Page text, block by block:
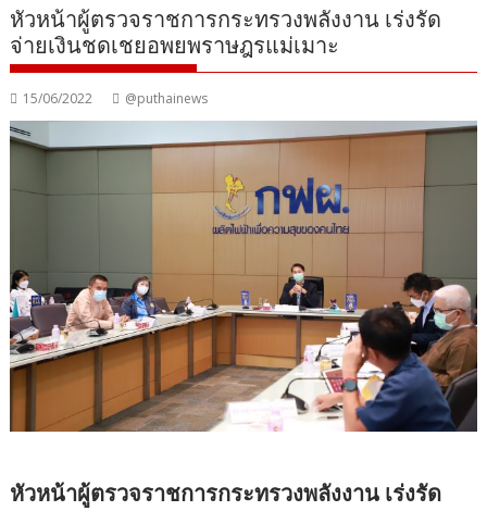
หัวหน้าผู้ตรวจราชการกระทรวงพลังงาน เร่งรัด
จ่ายเงินชดเชยอพยพราษฎรแม่เมาะ
15/06/2022 @puthainews
หัวหน้าผู้ตรวจราชการกระทรวงพลังงาน เร่งรัด